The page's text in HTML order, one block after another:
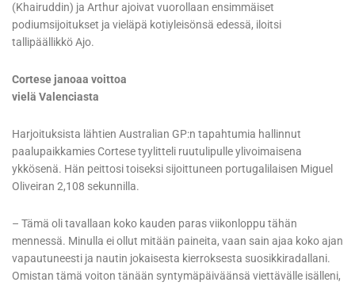
(Khairuddin) ja Arthur ajoivat vuorollaan ensimmäiset
podiumsijoitukset ja vieläpä kotiyleisönsä edessä, iloitsi
tallipäällikkö Ajo.
Cortese janoaa voittoa
vielä Valenciasta
Harjoituksista lähtien Australian GP:n tapahtumia hallinnut
paalupaikkamies Cortese tyylitteli ruutulipulle ylivoimaisena
ykkösenä. Hän peittosi toiseksi sijoittuneen portugalilaisen Miguel
Oliveiran 2,108 sekunnilla.
– Tämä oli tavallaan koko kauden paras viikonloppu tähän
mennessä. Minulla ei ollut mitään paineita, vaan sain ajaa koko ajan
vapautuneesti ja nautin jokaisesta kierroksesta suosikkiradallani.
Omistan tämä voiton tänään syntymäpäiväänsä viettävälle isälleni,